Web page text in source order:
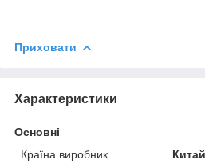
Приховати
Характеристики
Основні
Країна виробник
Китай